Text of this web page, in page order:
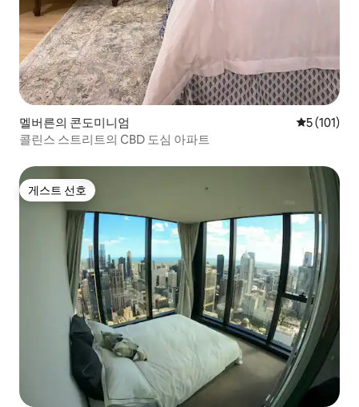
멜버른의 콘도미니엄 평점 5점(5
5 (101)
콜린스 스트리트의 CBD 도심 아파트
게스트 선호
게스트 선호